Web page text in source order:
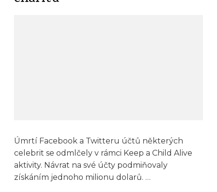
Úmrtí Facebook a Twitteru účtů některých
celebrit se odmlčely v rámci Keep a Child Alive
aktivity. Návrat na své účty podmiňovaly
získáním jednoho milionu dolarů. …